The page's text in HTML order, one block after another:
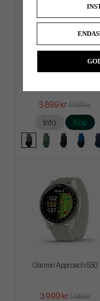
TaylorMade Deluxe -26
3 899 kr4 699 kr
Info Köp
Garmin Approach S50
3 999 kr5 199 kr